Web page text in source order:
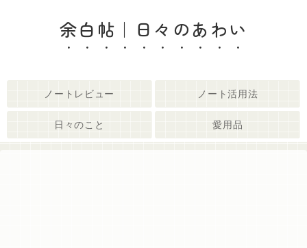
余白帖｜日々のあわい
ノートレビュー ノート活用法
日々のこと 愛用品